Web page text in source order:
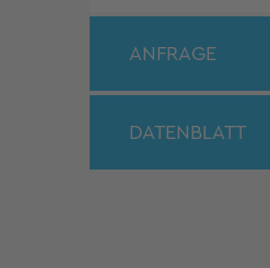
ANFRAGE
DATENBLATT